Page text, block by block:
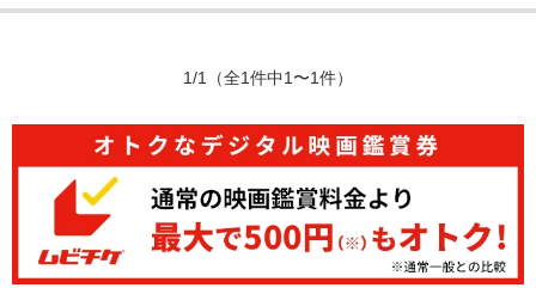
1/1 （全1件中1〜1件）